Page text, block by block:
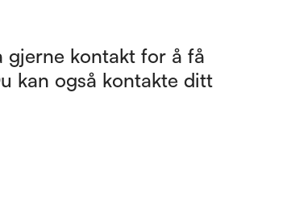
gjerne kontakt for å få
kan også kontakte ditt